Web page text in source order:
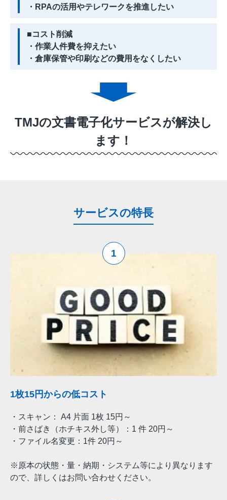
・RPAの活用やテレワークを推進したい
■コスト削減
・作業人件費を抑えたい
・倉庫保管や印刷などの費用をなくしたい
TMJの文書電子化サービスが解決し
ます！
サービスの特長
1
1枚15円からの低コスト
・スキャン： A4 片面 1枚 15円～
・前さばき（ホチキス外し等）：1 件 20円～
・ファイル名変更：1件 20円～
※原本の状態・量・納期・システム等により異なります
ので、詳しくはお問い合わせください。